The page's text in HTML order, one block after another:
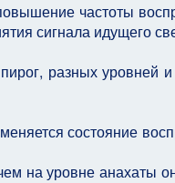
частоты
сигнала идущего
разных уровней и
состояние
на уровне анахаты